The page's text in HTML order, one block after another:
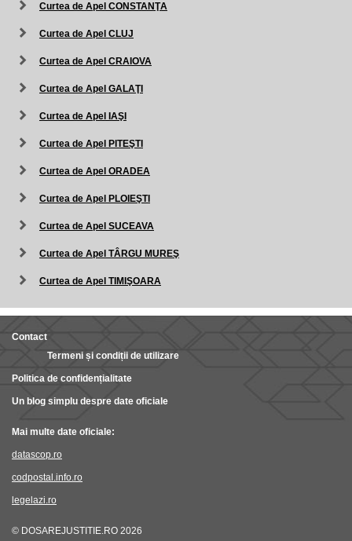
Curtea de Apel CONSTANŢA
Curtea de Apel CLUJ
Curtea de Apel CRAIOVA
Curtea de Apel GALAŢI
Curtea de Apel IAŞI
Curtea de Apel PITEŞTI
Curtea de Apel ORADEA
Curtea de Apel PLOIEŞTI
Curtea de Apel SUCEAVA
Curtea de Apel TÂRGU MUREŞ
Curtea de Apel TIMIŞOARA
Contact
Termeni și condiții de utilizare
Politica de confidențialitate
Un blog simplu despre date oficiale
Mai multe date oficiale:
datascop.ro
codpostal.info.ro
legelazi.ro
© DOSAREJUSTITIE.RO 2026